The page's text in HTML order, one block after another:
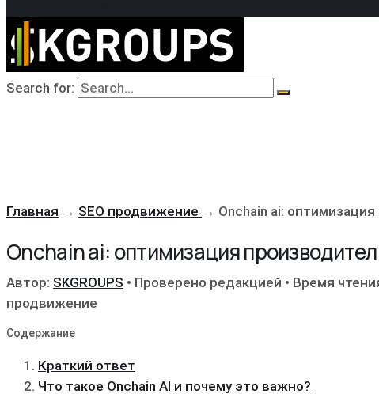
Search for:
Главная → SEO продвижение → Onchain ai:
Onchain ai: оптимизация
Автор: SKGROUPS • Проверено редакцией • Время
продвижение
Содержание
Краткий ответ
Что такое Onchain AI и почему это важно?